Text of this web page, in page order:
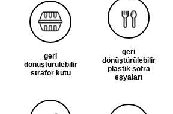
geri
dönüştürülebilir
strafor kutu
geri
dönüştürülebilir
plastik sofra
eşyaları